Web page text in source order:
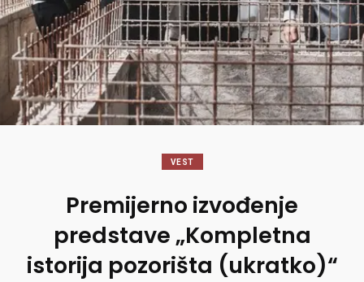
VEST
Premijerno izvođenje
predstave „Kompletna
istorija pozorišta (ukratko)“